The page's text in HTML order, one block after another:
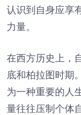
认识到自身应享
力量。
在西方历史上，
底和柏拉图时期
为一种重要的人
量往往压制个体